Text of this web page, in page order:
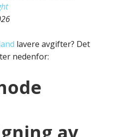
lavere avgifter? Det
nedenfor: